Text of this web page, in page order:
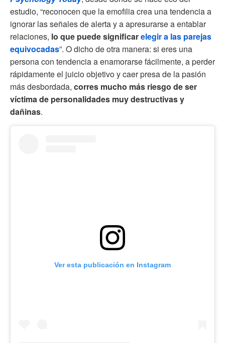
estudio, “reconocen que la emofilia crea una tendencia a
ignorar las señales de alerta y a apresurarse a entablar
relaciones, lo que puede significarelegir a las parejas
equivocadas”. O dicho de otra manera: si eres una
persona con tendencia a enamorarse fácilmente, a perder
rápidamente el juicio objetivo y caer presa de la pasión
más desbordada, corres mucho más riesgo de ser
víctima de personalidades muy destructivas y
dañinas.
Ver esta publicación en Instagram